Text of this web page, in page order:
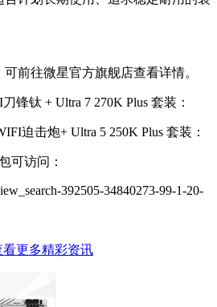
前往微星官方旗舰店查看详情。
锋钛 + Ultra 7 270K Plus 套装：
迫击炮+ Ultra 5 250K Plus 套装：
可访问：
392505-34840273-99-1-20-
更多精彩资讯